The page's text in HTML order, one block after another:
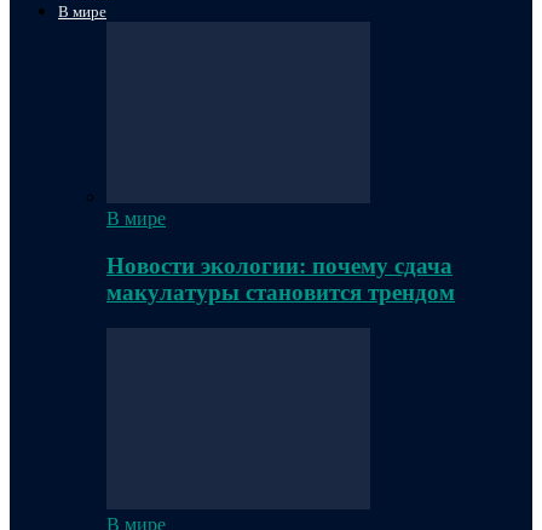
В мире
В мире
Новости экологии: почему сдача
макулатуры становится трендом
В мире